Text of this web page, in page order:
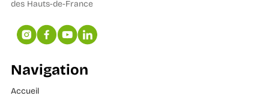
des Hauts-de-France
Navigation
Accueil